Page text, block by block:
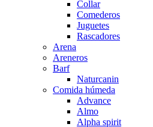
Collar
Comederos
Juguetes
Rascadores
Arena
Areneros
Barf
Naturcanin
Comida húmeda
Advance
Almo
Alpha spirit